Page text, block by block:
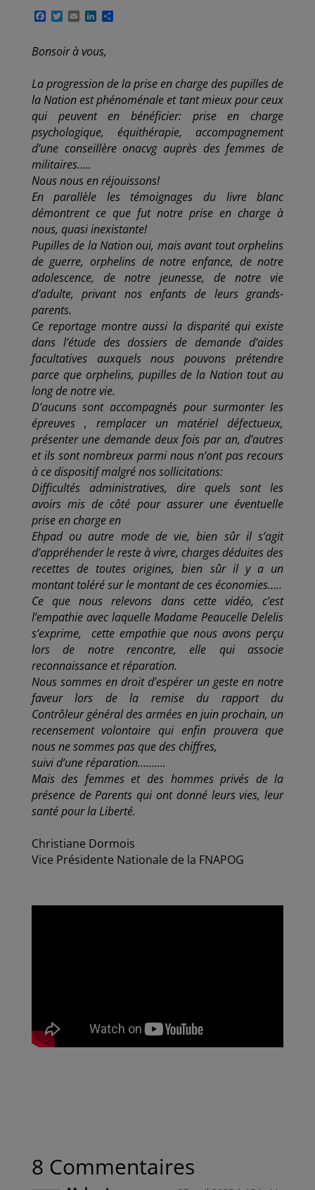
F
e
o
k
T
t
r
E L
k
I
n
P
e
r
Bonsoir à vous,
La progression de la prise en charge des pupilles de
la Nation est phénoménale et tant mieux pour ceux
qui peuvent en bénéficier: prise en charge
psychologique, équithérapie, accompagnement
d’une conseillère onacvg auprès des femmes de
militaires…..
Nous nous en réjouissons!
En parallèle les témoignages du livre blanc
démontrent ce que fut notre prise en charge à
nous, quasi inexistante!
Pupilles de la Nation oui, mais avant tout orphelins
de guerre, orphelins de notre enfance, de notre
adolescence, de notre jeunesse, de notre vie
d’adulte, privant nos enfants de leurs grands-
parents.
Ce reportage montre aussi la disparité qui existe
dans l’étude des dossiers de demande d’aides
facultatives auxquels nous pouvons prétendre
parce que orphelins, pupilles de la Nation tout au
long de notre vie.
D’aucuns sont accompagnés pour surmonter les
épreuves , remplacer un matériel défectueux,
présenter une demande deux fois par an, d’autres
et ils sont nombreux parmi nous n’ont pas recours
à ce dispositif malgré nos sollicitations:
Difficultés administratives, dire quels sont les
avoirs mis de côté pour assurer une éventuelle
prise en charge en
Ehpad ou autre mode de vie, bien sûr il s’agit
d’appréhender le reste à vivre, charges déduites des
recettes de toutes origines, bien sûr il y a un
montant toléré sur le montant de ces économies…..
Ce que nous relevons dans cette vidéo, c’est
l’empathie avec laquelle Madame Peaucelle Delelis
s’exprime, cette empathie que nous avons perçu
lors de notre rencontre, elle qui associe
reconnaissance et réparation.
Nous sommes en droit d’espérer un geste en notre
faveur lors de la remise du rapport du
Contrôleur général des armées en juin prochain, un
recensement volontaire qui enfin prouvera que
nous ne sommes pas que des chiffres,
suivi d’une réparation……….
Mais des femmes et des hommes privés de la
présence de Parents qui ont donné leurs vies, leur
santé pour la Liberté.
Christiane Dormois
Vice Présidente Nationale de la FNAPOG
8 Commentaires